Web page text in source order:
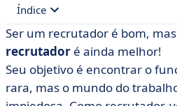
Índice
• 1. Bom comunicador
• 2. Confiança
• 3. Seja um bom ouvinte
Ser um recrutador é bom,
recrutador é ainda melhor!
Seu objetivo é encontrar o
rara, mas o mundo do